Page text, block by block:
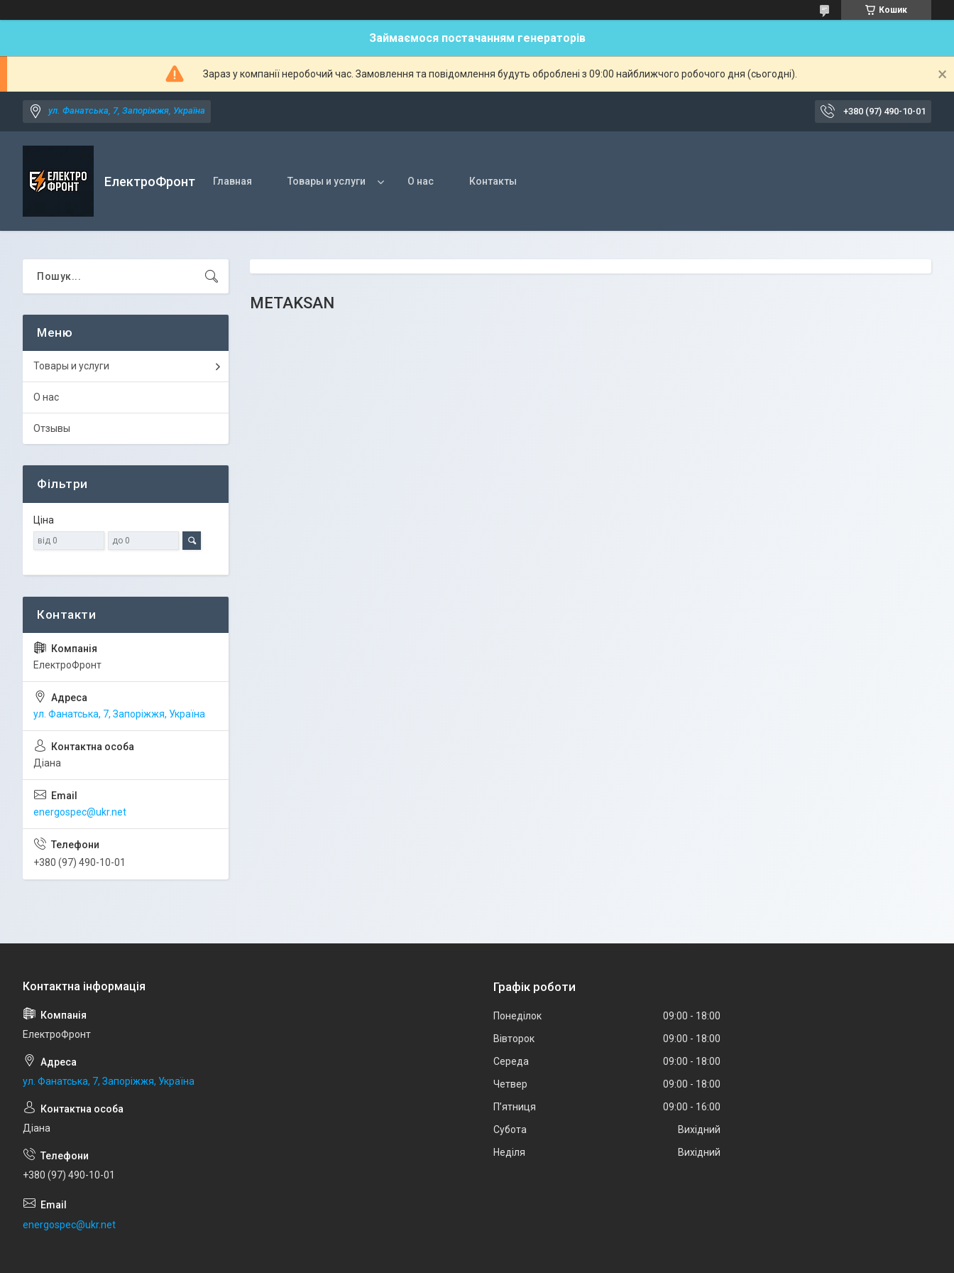
Кошик
Займаємося постачанням генераторів
Зараз у компанії неробочий час. Замовлення та повідомлення будуть оброблені з 09:00 найближчого робочого дня (сьогодні).
ул. Фанатська, 7, Запоріжжя, Україна +380 (97) 490-10-01
ЕлектроФронт Главная Товары и услуги О нас Контакты
METAKSAN
Товары и услуги
О нас
Отзывы
Фільтри
Ціна
ЕлектроФронт
ул. Фанатська, 7, Запоріжжя, Україна
Діана
energospec@ukr.net
+380 (97) 490-10-01
ЕлектроФронт
ул. Фанатська, 7, Запоріжжя, Україна
Діана
+380 (97) 490-10-01
energospec@ukr.net
Графік роботи
Понеділок 09:00
18:00
Вівторок
09:00
18:00
Середа
09:00
18:00
Четвер
09:00
18:00
Пʼятниця
09:00
16:00
Субота
Вихідний
Неділя
Вихідний